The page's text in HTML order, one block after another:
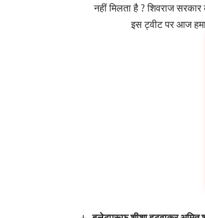
नहीं मिलता है ? शिवराज
इस ट्वीट पर आज